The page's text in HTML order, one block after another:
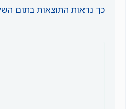
כך נראות התוצאות בתום